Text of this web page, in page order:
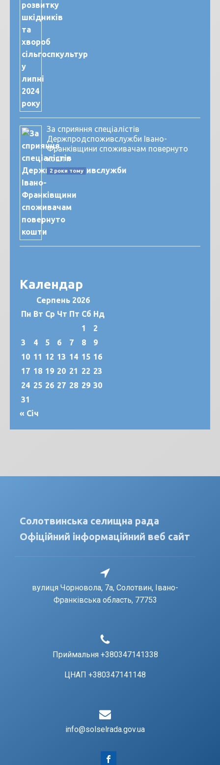
За сприяння спеціалістів
Держпродспоживслужби Івано-
Франківщини споживачам повернуто
кошти
2 роки тому
Календар
Серпень 2026
Пн Вт Ср Чт Пт Сб Нд
1
2
3
4 5 6 7 8
9
10 11 12 13 14 15 16
17 18 19 20 21 22 23
24 25 26 27 28 29 30
31
« Січ
Солотвинська селищна рада
Офіційний інформаційний веб сайт
вулиця Чорновола, 7a, Солотвин, Івано-
Франківська область, 77753
Приймальня +380347141338
ЦНАП +380347141148
info@solselrada.gov.ua